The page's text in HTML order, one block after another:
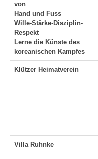
von
Hand und Fuss
Wille-Stärke-Disziplin-
Respekt
Lerne die Künste des
koreanischen Kampfes
Klützer Heimatverein
Villa Ruhnke